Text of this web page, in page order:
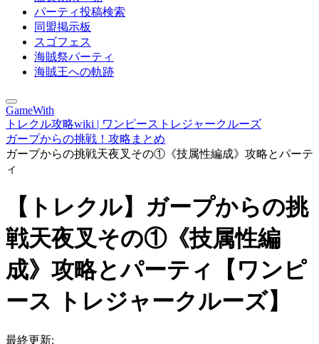
パーティ投稿検索
同盟掲示板
スゴフェス
海賊祭パーティ
海賊王への軌跡
GameWith
トレクル攻略wiki | ワンピーストレジャークルーズ
ガープからの挑戦！攻略まとめ
ガープからの挑戦天夜叉その①《技属性編成》攻略とパーテ
ィ
【トレクル】ガープからの挑
戦天夜叉その①《技属性編
成》攻略とパーティ【ワンピ
ース トレジャークルーズ】
最終更新: